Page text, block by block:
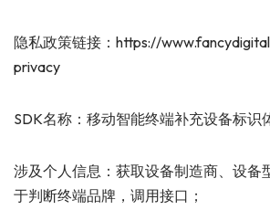
隐私政策链接：https://
privacy
SDK名称：移动智能终端补充设备标识
涉及个人信息：获取设备制造商、设备
于判断终端品牌，调用接口；